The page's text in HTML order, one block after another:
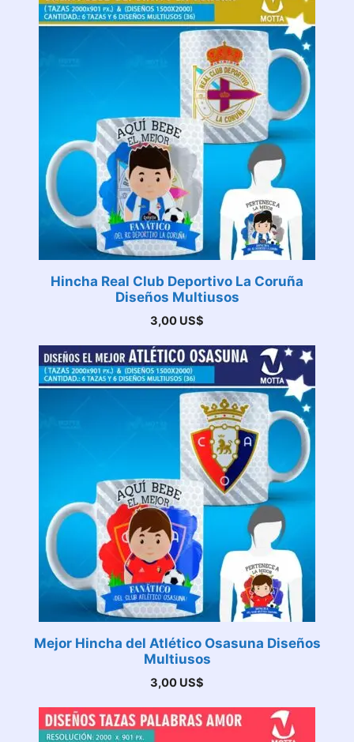
Hincha Real Club Deportivo La Coruña
Diseños Multiusos
3,00 US$
Mejor Hincha del Atlético Osasuna Diseños
Multiusos
3,00 US$